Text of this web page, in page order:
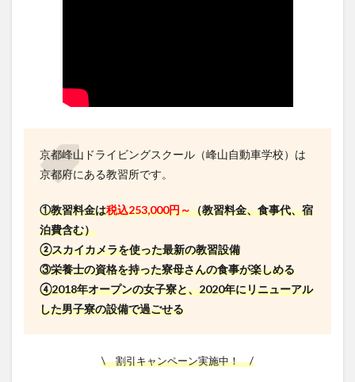
京都峰山ドライビングスクール（峰山自動車学校）は
京都府にある教習所です。
①教習料金は税込253,000円～（教習料金、食事代、宿
泊費含む）
②スカイカメラを使った最新の教習設備
③栄養士の資格を持った寮母さんの食事が楽しめる
④2018年オープンの女子寮と、2020年にリニューアル
した男子寮の設備で過ごせる
\ 割引キャンペーン実施中！ /